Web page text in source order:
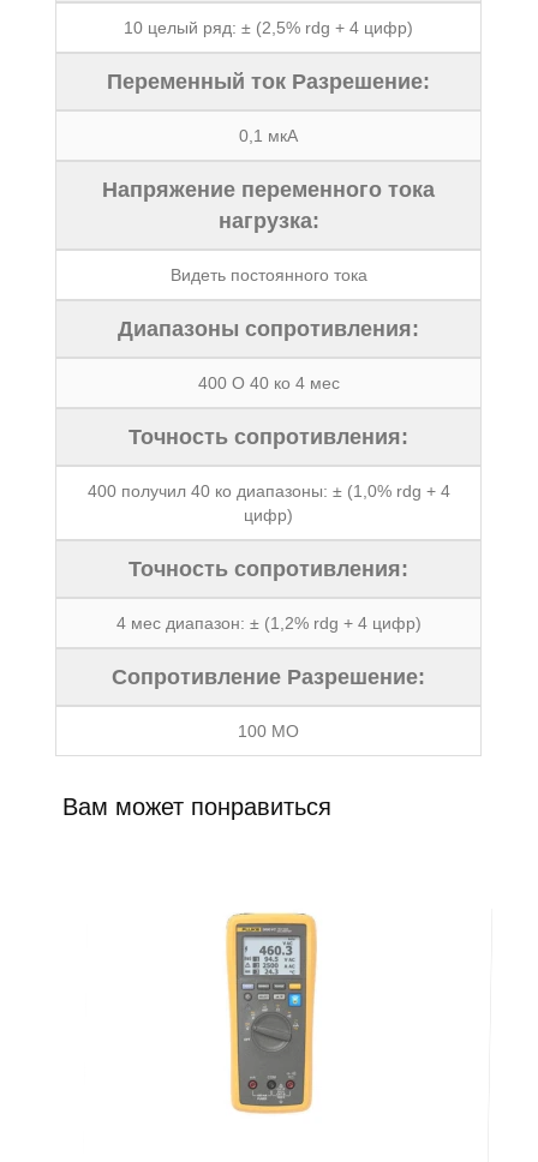
10 целый ряд: ± (2,5% rdg + 4 цифр)
Переменный ток Разрешение:
0,1 мкА
Напряжение переменного тока
нагрузка:
Видеть постоянного тока
Диапазоны сопротивления:
400 O 40 ко 4 мес
Точность сопротивления:
400 получил 40 ко диапазоны: ± (1,0% rdg + 4
цифр)
Точность сопротивления:
4 мес диапазон: ± (1,2% rdg + 4 цифр)
Сопротивление Разрешение:
100 МО
Вам может понравиться